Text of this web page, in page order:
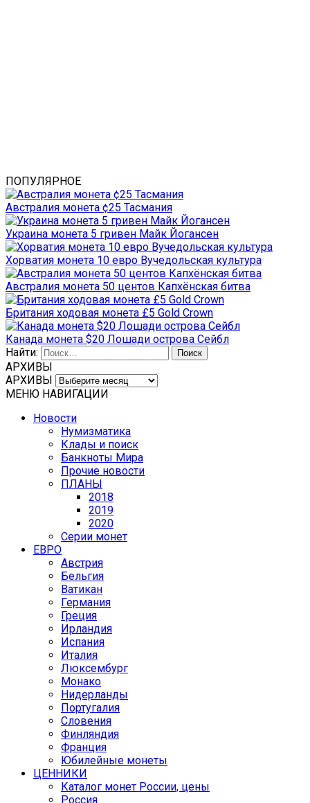
ПОПУЛЯРНОЕ
Австралия монета ¢25 Тасмания
Украина монета 5 гривен Майк Йогансен
Хорватия монета 10 евро Вучедольская культура
Австралия монета 50 центов Капхёнская битва
Британия ходовая монета £5 Gold Crown
Канада монета $20 Лошади острова Сейбл
Найти:
АРХИВЫ
АРХИВЫ
МЕНЮ НАВИГАЦИИ
Новости
Нумизматика
Клады и поиск
Банкноты Мира
Прочие новости
ПЛАНЫ
2018
2019
2020
Серии монет
ЕВРО
Австрия
Бельгия
Ватикан
Германия
Греция
Ирландия
Испания
Италия
Люксембург
Монако
Нидерланды
Португалия
Словения
Финляндия
Франция
Юбилейные монеты
ЦЕННИКИ
Каталог монет России, цены
Россия